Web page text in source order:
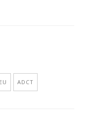
ADCT